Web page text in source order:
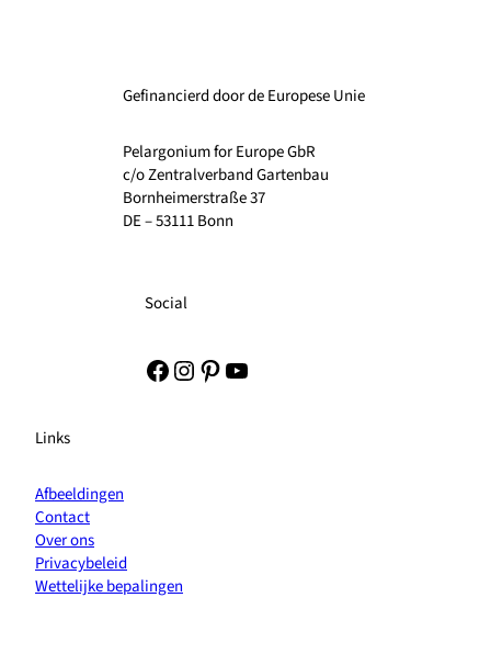
Gefinancierd door de Europese Unie
Pelargonium for Europe GbR
c/o Zentralverband Gartenbau
Bornheimerstraße 37
DE – 53111 Bonn
Social
Facebook
Instagram
Pinterest
YouTube
Links
Afbeeldingen
Contact
Over ons
Privacybeleid
Wettelijke bepalingen